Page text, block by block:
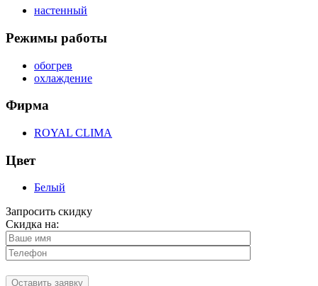
настенный
Режимы работы
обогрев
охлаждение
Фирма
ROYAL CLIMA
Цвет
Белый
Запросить скидку
Скидка на: